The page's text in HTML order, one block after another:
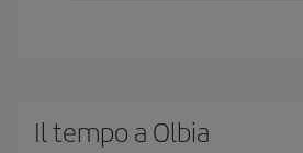
Il tempo a Olbia